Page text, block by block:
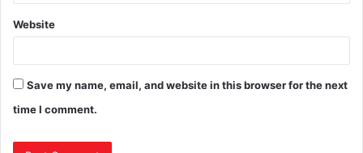
Website
Save my name, email, and website in this browser for the next
time I comment.